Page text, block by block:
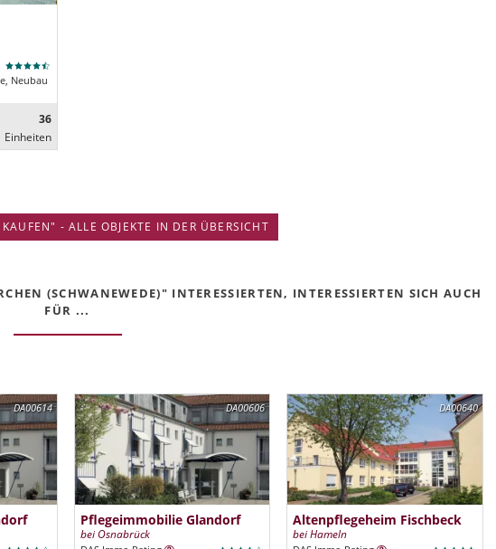
Neubau
36
Ein­heiten
- ALLE OBJEKTE IN DER ÜBERSICHT
(SCHWANEWEDE)" INTERESSIERTEN, INTERESSIERTEN SICH AUCH
FÜR ...
DA00614 DA00606
Pflegeimmobilie Glandorf
bei Osnabrück
DA00640
Altenpflegeheim Fischbeck
bei Hameln